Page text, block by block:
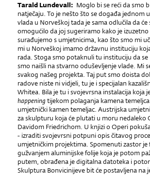
Tarald Lundevall: Moglo bi se reći da smo
natječaju. To je nešto što se događa jednom
vlada u Norveškoj tada je sama odlučila da
omogućilo da joj sugeriramo kako je
surađujemo s umjetnicima, kao što smo mi
mi u Norveškoj imamo državnu instituciju
rada. Stoga smo potaknuli tu instituciju da
smo naišli na stvarno oduševljenje vlade. Mi
svakog našeg projekta. Taj put smo doista
radove niste ni vidjeli, tu je i specijalan
Whitea. Bila je tu i svojevrsna instalacija koja
happening tijekom polaganja kamena
umjetnički kamen temeljac. Austrijska
za skulpturu koja će plutati u moru nedaleko
Davidom Friedrichom. U knjizi o Operi
- izraditi svojevrsni potpuni opis čitavog
umjetničkim projektima. Spomenuti zastor
gužvanjem aluminijske folije koja je potom
putem, obrađena je digitalna datoteka i
Skulptura Bonvicinijeve bit će postavljena na